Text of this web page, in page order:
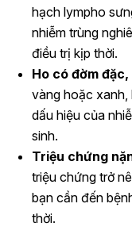
hạch lympho
nhiễm trùng
điều trị kịp thời.
Ho có đờm
vàng hoặc xanh,
dấu hiệu của
sinh.
Triệu chứng
triệu chứng trở
bạn cần đến
thời.